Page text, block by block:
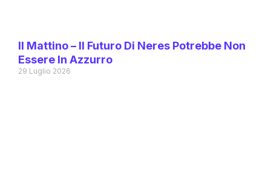
Il Mattino – Il Futuro Di Neres Potrebbe Non
Essere In Azzurro
29 Luglio 2026